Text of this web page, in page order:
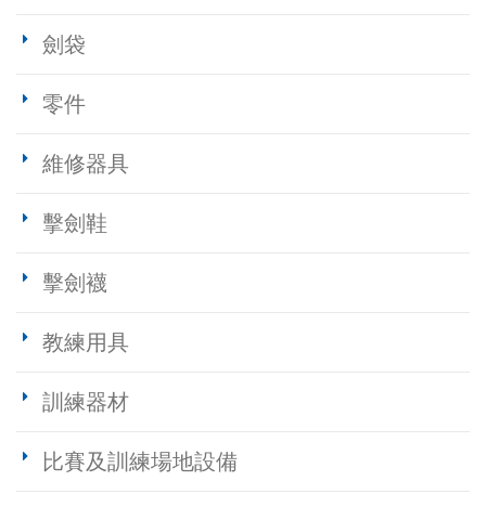
劍袋
零件
維修器具
擊劍鞋
擊劍襪
教練用具
訓練器材
比賽及訓練場地設備